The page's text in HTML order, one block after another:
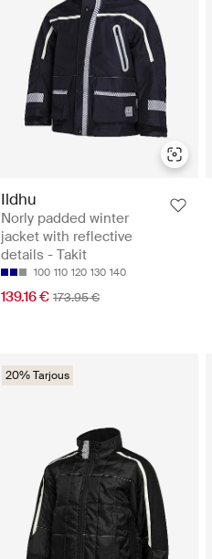
Ildhu
Norly padded winter
jacket with reflective
details - Takit
100 110 120 130 140
139.16 € 173.95 €
20% Tarjous